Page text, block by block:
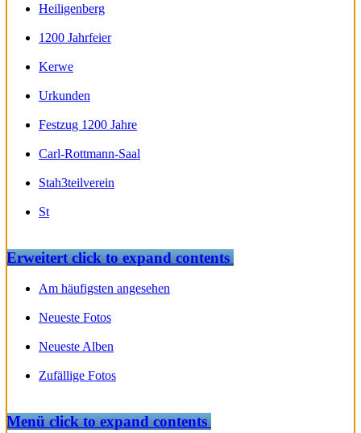
Heiligenberg
1200 Jahrfeier
Kerwe
Urkunden
Festzug 1200 Jahre
Carl-Rottmann-Saal
Stah3teilverein
St
Erweitertclick to expand contents
Am häufigsten angesehen
Neueste Fotos
Neueste Alben
Zufällige Fotos
Menüclick to expand contents